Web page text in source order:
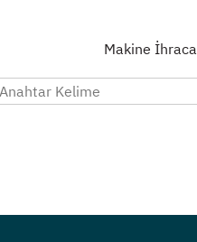
Makine